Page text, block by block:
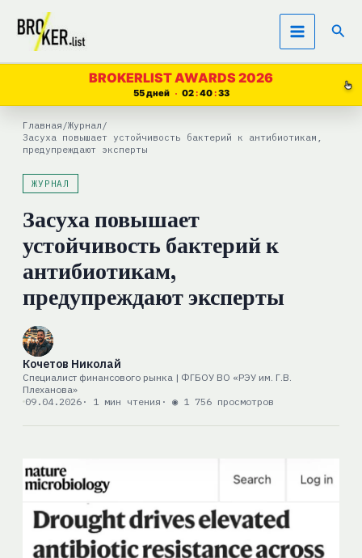
Перейти
содержимому
BROKERLIST AWARDS 2026
55 дней 02 40 32
Главная /Журнал /
Засуха повышает устойчивость бактерий к антибиотикам,
предупреждают эксперты
ЖУРНАЛ
Засуха повышает
устойчивость бактерий к
антибиотикам,
предупреждают эксперты
Кочетов Николай
Специалист финансового рынка | ФГБОУ ВО «РЭУ им. Г.В.
Плеханова»
09.04.2026· 1 мин чтения · ◉ 1 756 просмотров